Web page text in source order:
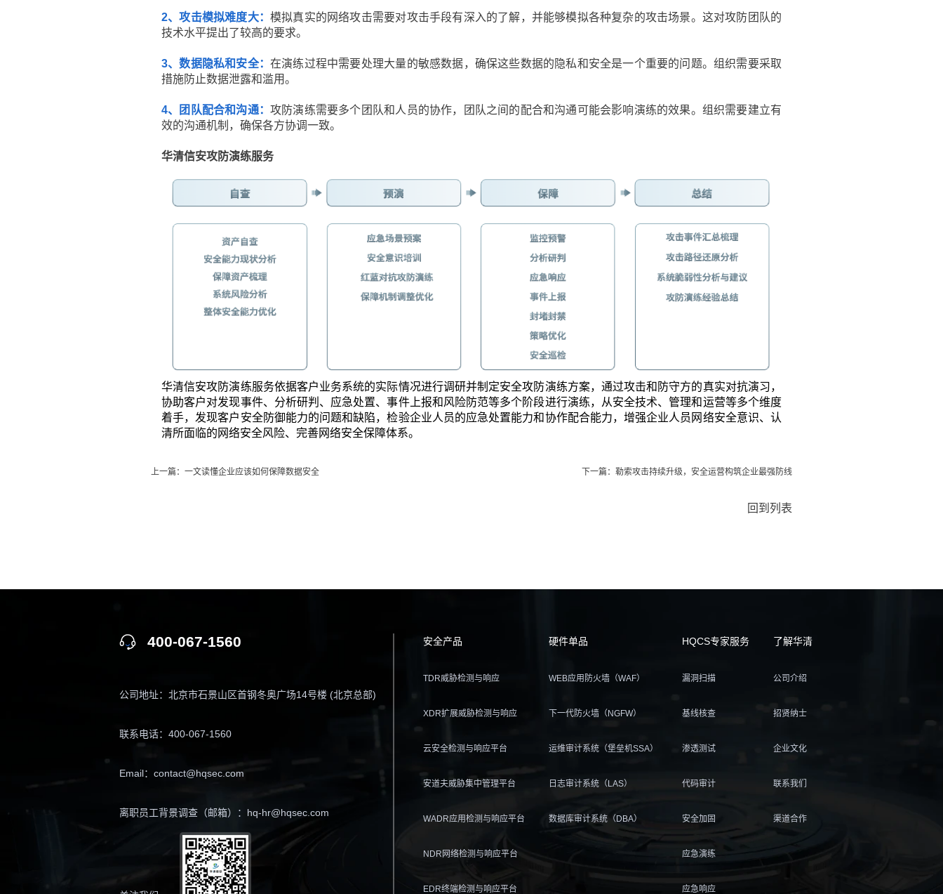
2、攻击模拟难度大：模拟真实的网络攻击需要对攻击手段有深入的了解，并能够模拟各种复杂的攻击场景。这对攻防团队的
技术水平提出了较高的要求。
3、数据隐私和安全：在演练过程中需要处理大量的敏感数据，确保这些数据的隐私和安全是一个重要的问题。组织需要采取
措施防止数据泄露和滥用。
4、团队配合和沟通：攻防演练需要多个团队和人员的协作，团队之间的配合和沟通可能会影响演练的效果。组织需要建立有
效的沟通机制，确保各方协调一致。
华清信安攻防演练服务
华清信安攻防演练服务依据客户业务系统的实际情况进行调研并制定安全攻防演练方案，通过攻击和防守方的真实对抗演习，
协助客户对发现事件、分析研判、应急处置、事件上报和风险防范等多个阶段进行演练，从安全技术、管理和运营等多个维度
着手，发现客户安全防御能力的问题和缺陷，检验企业人员的应急处置能力和协作配合能力，增强企业人员网络安全意识、认
清所面临的网络安全风险、完善网络安全保障体系。
上一篇：一文读懂企业应该如何保障数据安全 下一篇：勒索攻击持续升级，安全运营构筑企业最强防线
回到列表
400-067-1560
公司地址：北京市石景山区首钢冬奥广场14号楼 (北京总部)
联系电话：400-067-1560
Email：contact@hqsec.com
离职员工背景调查（邮箱）：hq-hr@hqsec.com
安全产品
TDR威胁检测与响应
XDR扩展威胁检测与响应
云安全检测与响应平台
安道夫威胁集中管理平台
WADR应用检测与响应平台
NDR网络检测与响应平台
EDR终端检测与响应平台
硬件单品
WEB应用防火墙（WAF）
下一代防火墙（NGFW）
运维审计系统（堡垒机SSA）
日志审计系统（LAS）
数据库审计系统（DBA）
HQCS专家服务
漏洞扫描
基线核查
渗透测试
代码审计
安全加固
应急演练
应急响应
了解华清
公司介绍
招贤纳士
企业文化
联系我们
渠道合作